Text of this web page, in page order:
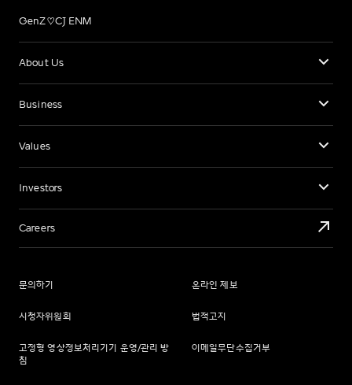
GenZ♡CJ ENM
About Us
Business
Values
Investors
Careers
문의하기 온라인 제보
시청자위원회 법적고지
고정형 영상정보처리기기 운영/관리 방
침
이메일무단수집거부